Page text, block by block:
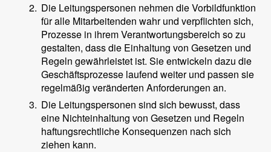
2. Die Leitungspersonen nehmen die Vorbildfunktion
für alle Mitarbeitenden wahr und verpflichten sich,
Prozesse in ihrem Verantwortungsbereich so zu
gestalten, dass die Einhaltung von Gesetzen und
Regeln gewährleistet ist. Sie entwickeln dazu die
Geschäftsprozesse laufend weiter und passen sie
regelmäßig veränderten Anforderungen an.
3. Die Leitungspersonen sind sich bewusst, dass
eine Nichteinhaltung von Gesetzen und Regeln
haftungsrechtliche Konsequenzen nach sich
ziehen kann.